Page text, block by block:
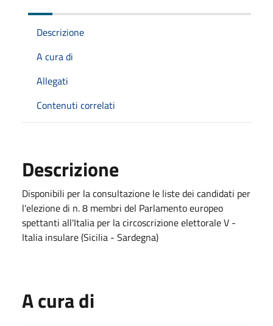
Descrizione
A cura di
Allegati
Contenuti correlati
Descrizione
Disponibili per la consultazione le liste dei candidati per
l'elezione di n. 8 membri del Parlamento europeo
spettanti all'Italia per la circoscrizione elettorale V -
Italia insulare (Sicilia - Sardegna)
A cura di